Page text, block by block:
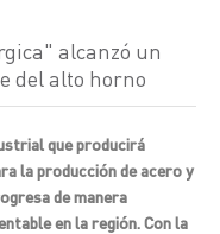
alcanzó un
del alto horno
que producirá
la producción de acero y
de manera
en la región. Con la